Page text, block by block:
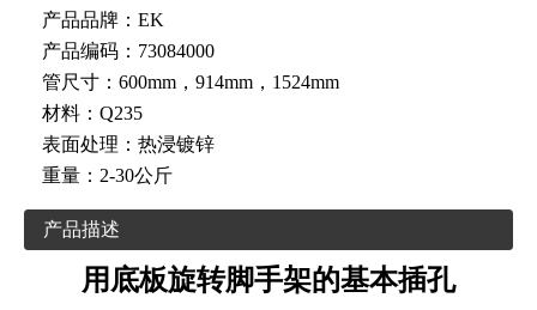
产品品牌： EK
产品编码： 73084000
管尺寸： 600mm，914mm，1524mm
材料： Q235
表面处理： 热浸镀锌
重量： 2-30公斤
产品描述
用底板旋转脚手架的基本插孔